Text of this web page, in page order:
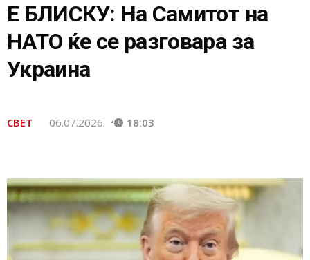
Е БЛИСКУ: На Самитот на
НАТО ќе се разговара за
Украина
СВЕТ 06.07.2026. 18:03